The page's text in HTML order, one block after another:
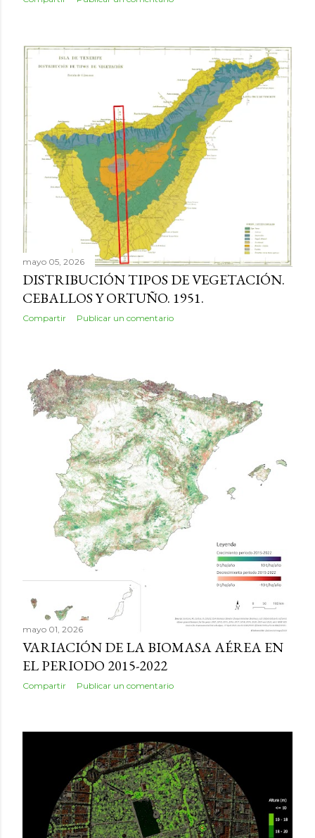
mayo 05, 2026
DISTRIBUCIÓN TIPOS DE VEGETACIÓN.
CEBALLOS Y ORTUÑO. 1951.
Compartir Publicar un comentario
mayo 01, 2026
VARIACIÓN DE LA BIOMASA AÉREA EN
EL PERIODO 2015-2022
Compartir Publicar un comentario